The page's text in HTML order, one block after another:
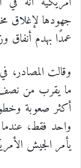
جهودها لإغلاق
عمدًا بهدم أنفاق
وقالت المصادر،
ما يقرب من نصف
أكثر صعوبة
واحد فقط، عندما
يأمر الجيش